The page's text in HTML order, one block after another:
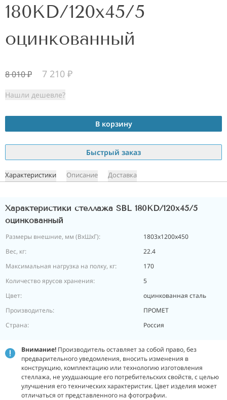
180KD/120x45/5
оцинкованный
8 010₽ 7 210 ₽
Нашли дешевле?
В корзину
Быстрый заказ
Характеристики Описание Доставка
Характеристики стеллажа SBL 180KD/120x45/5
оцинкованный
Размеры внешние, мм (ВхШхГ):
1803x1200x450
Вес, кг:
22.4
Максимальная нагрузка на полку, кг:
170
Количество ярусов хранения:
5
Цвет:
оцинкованная сталь
Производитель:
ПРОМЕТ
Страна:
Россия
Внимание! Производитель оставляет за собой право, без
предварительного уведомления, вносить изменения в
конструкцию, комплектацию или технологию изготовления
стеллажа, не ухудшающие его потребительских свойств, с целью
улучшения его технических характеристик. Цвет изделия может
отличаться от представленного на фотографии.